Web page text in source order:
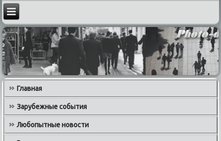
Главная
Зарубежные события
Любопытные новости